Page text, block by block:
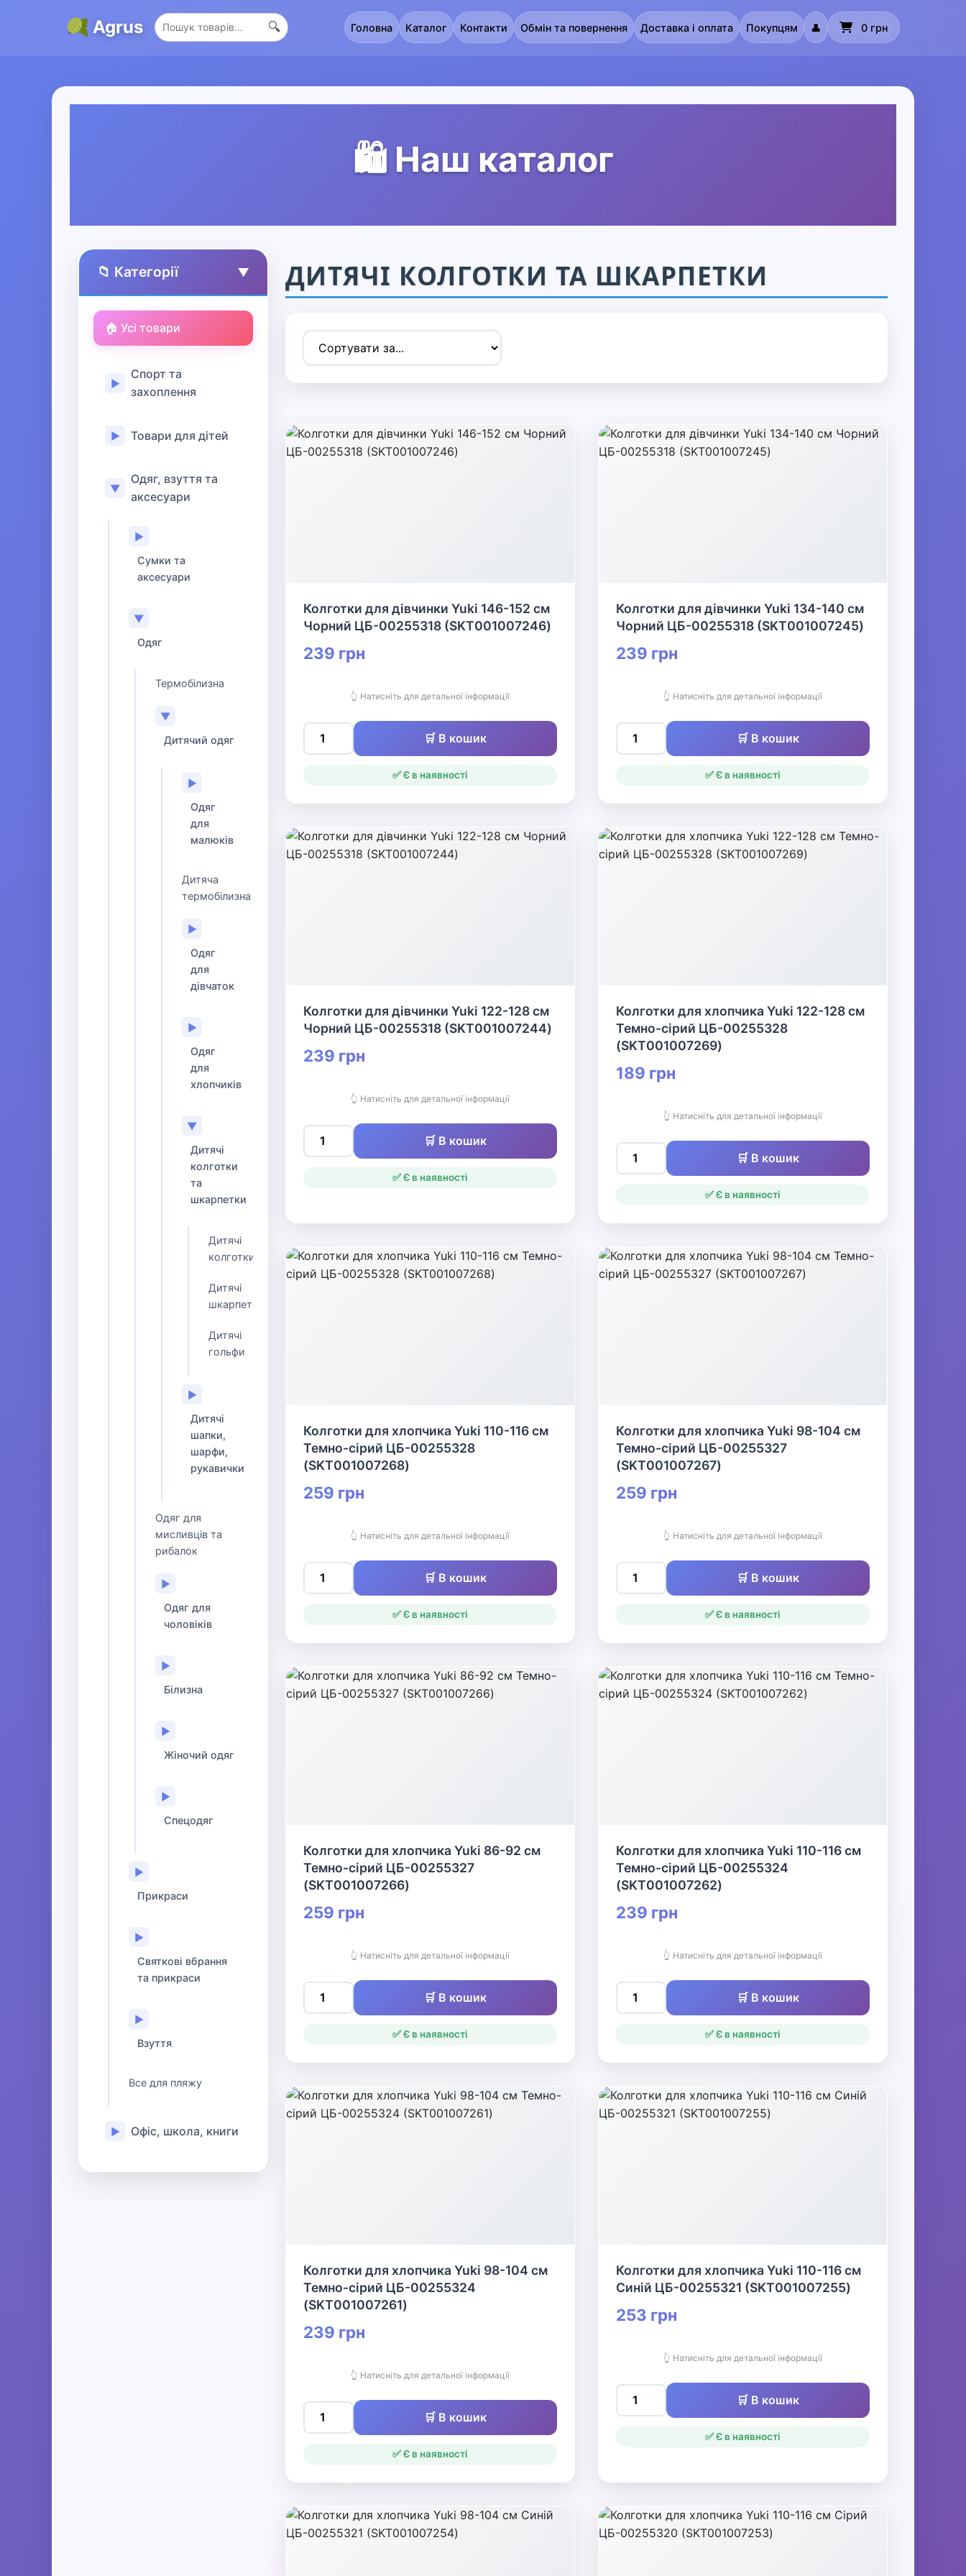
Agrus 🔍 Головна Каталог Контакти Обмін та повернення Доставка і оплата Покупцям 👤 0 грн
🛍️ Наш каталог
📁 Категорії ▲
🏠 Усі товари
▶
Спорт та
захоплення
▶ Товари для дітей
▼
Одяг, взуття та
аксесуари
▶
Сумки та
аксесуари
▼
Одяг
Термобілизна
▼
Дитячий одяг
▶
Одяг
для
малюків
Дитяча
термобілизна
▶
Одяг
для
дівчаток
▶
Одяг
для
хлопчиків
▼
Дитячі
колготки
та
шкарпетки
Дитячі
колготки
Дитячі
шкарпетки
Дитячі
гольфи
▶
Дитячі
шапки,
шарфи,
рукавички
Одяг для
мисливців та
рибалок
▶
Одяг для
чоловіків
▶
Білизна
▶
Жіночий одяг
▶
Спецодяг
▶
Прикраси
▶
Святкові вбрання
та прикраси
▶
Взуття
Все для пляжу
▶ Офіс, школа, книги
ДИТЯЧІ КОЛГОТКИ ТА ШКАРПЕТКИ
Колготки для дівчинки Yuki 146-152 см
Чорний ЦБ-00255318 (SKT001007246)
239 грн
👆 Натисніть для детальної інформації
🛒 В кошик
✅ Є в наявності
Колготки для дівчинки Yuki 134-140 см
Чорний ЦБ-00255318 (SKT001007245)
239 грн
👆 Натисніть для детальної інформації
🛒 В кошик
✅ Є в наявності
Колготки для дівчинки Yuki 122-128 см
Чорний ЦБ-00255318 (SKT001007244)
239 грн
👆 Натисніть для детальної інформації
🛒 В кошик
✅ Є в наявності
Колготки для хлопчика Yuki 122-128 см
Темно-сірий ЦБ-00255328
(SKT001007269)
189 грн
👆 Натисніть для детальної інформації
🛒 В кошик
✅ Є в наявності
Колготки для хлопчика Yuki 110-116 см
Темно-сірий ЦБ-00255328
(SKT001007268)
259 грн
👆 Натисніть для детальної інформації
🛒 В кошик
✅ Є в наявності
Колготки для хлопчика Yuki 98-104 см
Темно-сірий ЦБ-00255327
(SKT001007267)
259 грн
👆 Натисніть для детальної інформації
🛒 В кошик
✅ Є в наявності
Колготки для хлопчика Yuki 86-92 см
Темно-сірий ЦБ-00255327
(SKT001007266)
259 грн
👆 Натисніть для детальної інформації
🛒 В кошик
✅ Є в наявності
Колготки для хлопчика Yuki 110-116 см
Темно-сірий ЦБ-00255324
(SKT001007262)
239 грн
👆 Натисніть для детальної інформації
🛒 В кошик
✅ Є в наявності
Колготки для хлопчика Yuki 98-104 см
Темно-сірий ЦБ-00255324
(SKT001007261)
239 грн
👆 Натисніть для детальної інформації
🛒 В кошик
✅ Є в наявності
Колготки для хлопчика Yuki 110-116 см
Синій ЦБ-00255321 (SKT001007255)
253 грн
👆 Натисніть для детальної інформації
🛒 В кошик
✅ Є в наявності